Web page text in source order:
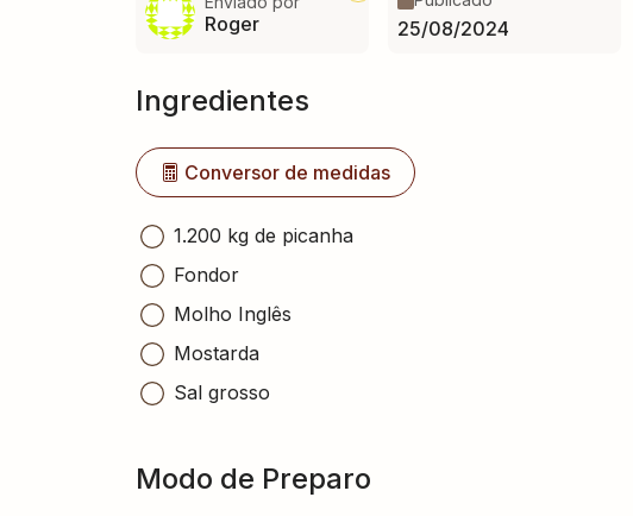
Roger 25/08/2024
Ingredientes
Conversor de medidas
1.200 kg de picanha
Fondor
Molho Inglês
Mostarda
Sal grosso
Modo de Preparo